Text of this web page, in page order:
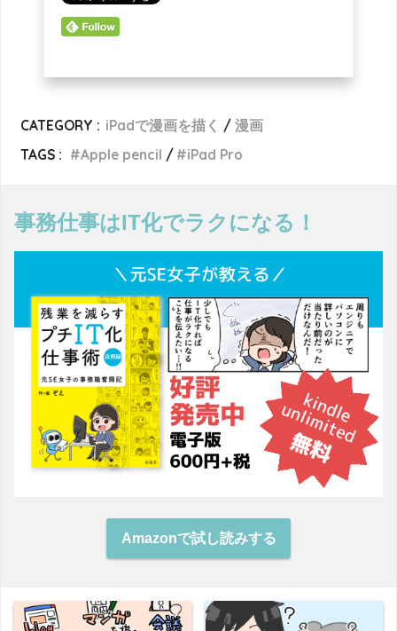
CATEGORY : iPadで漫画を描く
漫画
TAGS :
Apple pencil iPad Pro
事務仕事はIT化でラクになる！
Amazonで試し読みする